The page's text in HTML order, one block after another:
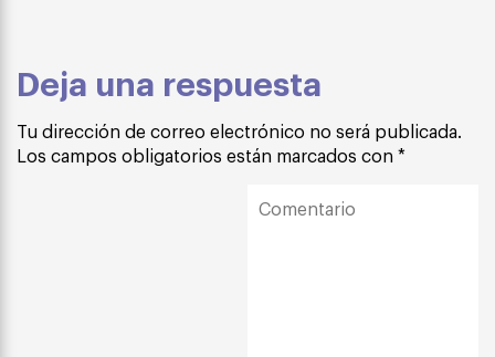
Deja una respuesta
Tu dirección de correo electrónico no será publicada.
Los campos obligatorios están marcados con *